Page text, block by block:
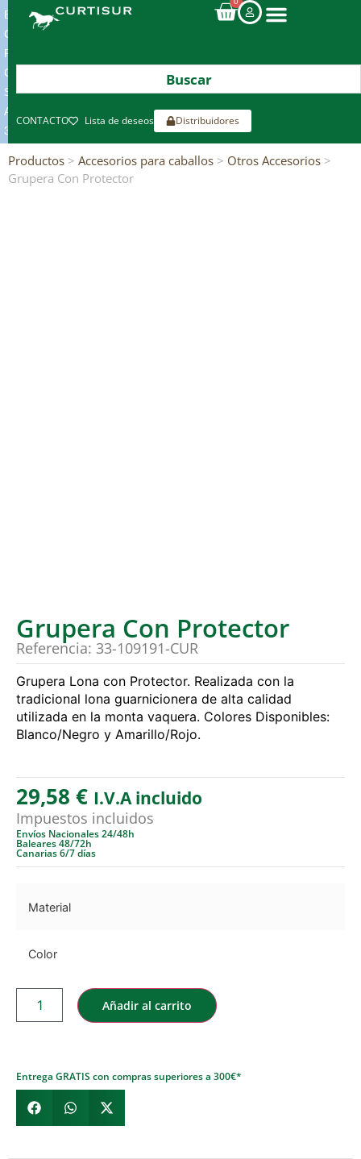
ENVIOS
GRATIS
POR
COMPRAS
SUPERIORES
A
300€*
CONTACTO Lista de deseos Distribuidores
Productos > Accesorios para caballos > Otros Accesorios >
Grupera Con Protector
Grupera Con Protector
Referencia: 33-109191-CUR
Grupera Lona con Protector. Realizada con la
tradicional lona guarnicionera de alta calidad
utilizada en la monta vaquera. Colores Disponibles:
Blanco/Negro y Amarillo/Rojo.
29,58 € I.V.A incluido
Impuestos incluidos
Envíos Nacionales 24/48h
Baleares 48/72h
Canarias 6/7 días
Material
Color
Añadir al carrito
Entrega GRATIS con compras superiores a 300€*